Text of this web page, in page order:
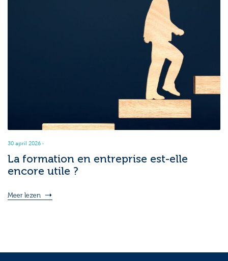
30 april 2026 ·
La formation en entreprise est-elle
encore utile ?
Meer lezen